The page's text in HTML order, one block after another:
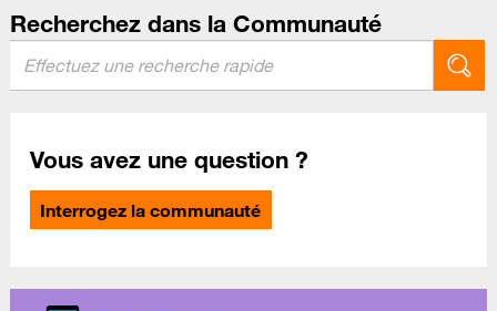
Recherchez dans la Communauté
Vous avez une question ?
Interrogez la communauté